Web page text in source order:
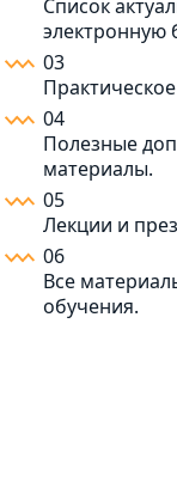
Список
электронную
03
04
Полезные
материалы.
05
Лекции и
06
Все
обучения.